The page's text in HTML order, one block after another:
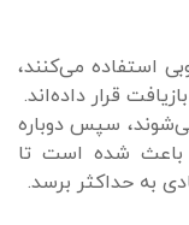
استفاده می‌کنند،
قرار داده‌اند.
سپس دوباره
باعث شده است تا
به حداکثر برسد.